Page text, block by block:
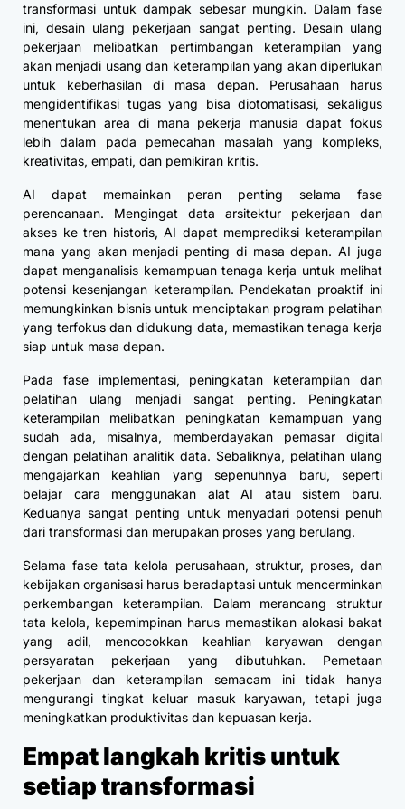
transformasi untuk dampak sebesar mungkin. Dalam fase
ini, desain ulang pekerjaan sangat penting. Desain ulang
pekerjaan melibatkan pertimbangan keterampilan yang
akan menjadi usang dan keterampilan yang akan diperlukan
untuk keberhasilan di masa depan. Perusahaan harus
mengidentifikasi tugas yang bisa diotomatisasi, sekaligus
menentukan area di mana pekerja manusia dapat fokus
lebih dalam pada pemecahan masalah yang kompleks,
kreativitas, empati, dan pemikiran kritis.
AI dapat memainkan peran penting selama fase
perencanaan. Mengingat data arsitektur pekerjaan dan
akses ke tren historis, AI dapat memprediksi keterampilan
mana yang akan menjadi penting di masa depan. AI juga
dapat menganalisis kemampuan tenaga kerja untuk melihat
potensi kesenjangan keterampilan. Pendekatan proaktif ini
memungkinkan bisnis untuk menciptakan program pelatihan
yang terfokus dan didukung data, memastikan tenaga kerja
siap untuk masa depan.
Pada fase implementasi, peningkatan keterampilan dan
pelatihan ulang menjadi sangat penting. Peningkatan
keterampilan melibatkan peningkatan kemampuan yang
sudah ada, misalnya, memberdayakan pemasar digital
dengan pelatihan analitik data. Sebaliknya, pelatihan ulang
mengajarkan keahlian yang sepenuhnya baru, seperti
belajar cara menggunakan alat AI atau sistem baru.
Keduanya sangat penting untuk menyadari potensi penuh
dari transformasi dan merupakan proses yang berulang.
Selama fase tata kelola perusahaan, struktur, proses, dan
kebijakan organisasi harus beradaptasi untuk mencerminkan
perkembangan keterampilan. Dalam merancang struktur
tata kelola, kepemimpinan harus memastikan alokasi bakat
yang adil, mencocokkan keahlian karyawan dengan
persyaratan pekerjaan yang dibutuhkan. Pemetaan
pekerjaan dan keterampilan semacam ini tidak hanya
mengurangi tingkat keluar masuk karyawan, tetapi juga
meningkatkan produktivitas dan kepuasan kerja.
Empat langkah kritis untuk
setiap transformasi